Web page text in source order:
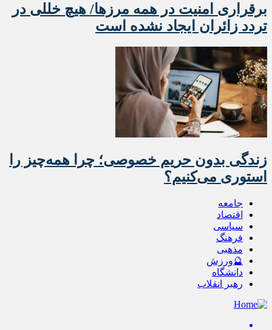
برقراری امنیت در همه مرزها/ هیچ‌ خللی در
تردد زائران ایجاد نشده است
زندگی بدون حریم خصوصی؛ چرا همه‌چیز را
استوری می‌کنیم؟
جامعه
اقتصاد
سیاسی
فرهنگ
مذهبی
🔮ورزش
دانشگاه
رهبر انقلاب